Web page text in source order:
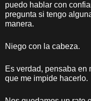
puedo hablar con
pregunta si tengo
manera.
Niego con la cabeza.
Es verdad, pensaba en
que me impide hacerlo.